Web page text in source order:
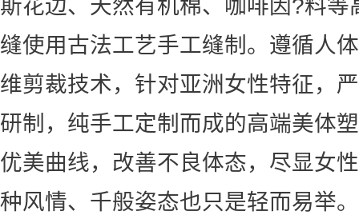
斯花边、天然有机棉、咖啡因?料
缝使用古法工艺手工缝制。遵循人
维剪裁技术，针对亚洲女性特征，
研制，纯手工定制而成的高端美体
优美曲线，改善不良体态，尽显女
种风情、千般姿态也只是轻而易举。